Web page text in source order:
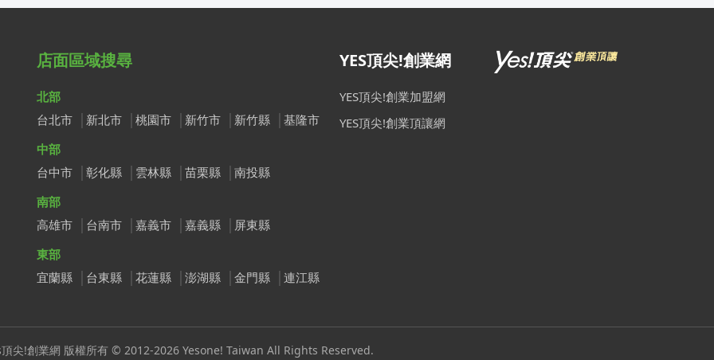
店面區域搜尋
北部
台北市
新北市 桃園市 新竹市 新竹縣
基隆市
中部
台中市
彰化縣 雲林縣 苗栗縣
南投縣
南部
高雄市
台南市 嘉義市 嘉義縣
屏東縣
東部
宜蘭縣
台東縣 花蓮縣 澎湖縣 金門縣 連江縣
YES頂尖!創業網
YES頂尖!創業加盟網
YES頂尖!創業頂讓網
頂尖!創業網 版權所有 © 2012-2026 Yesone! Taiwan All Rights Reserved.